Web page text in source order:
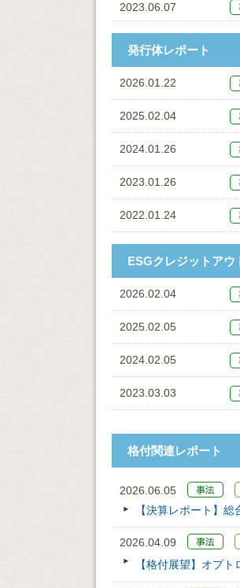
2023.06.07
発行体レポート
2026.01.22
2025.02.04
2024.01.26
2023.01.26
2022.01.24
ESGクレジットアウ
2026.02.04
2025.02.05
2024.02.05
2023.03.03
格付関連レポート
2026.06.05
【決算レポート】
2026.04.09
【格付展望】オプ